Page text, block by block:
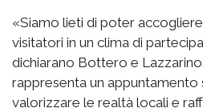
«Siamo lieti di poter
visitatori in un clima di
dichiarano Bottero e
rappresenta un appuntamento
valorizzare le realtà locali e